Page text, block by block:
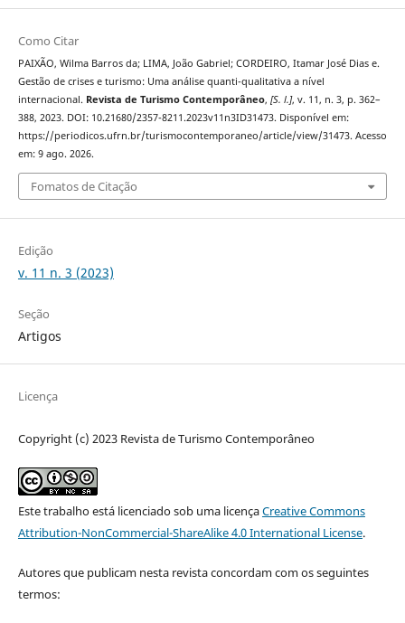
Como Citar
PAIXÃO, Wilma Barros da; LIMA, João Gabriel; CORDEIRO, Itamar José Dias e.
Gestão de crises e turismo: Uma análise quanti-qualitativa a nível
internacional. Revista de Turismo Contemporâneo, [S. l.], v. 11, n. 3, p. 362–
388, 2023. DOI: 10.21680/2357-8211.2023v11n3ID31473. Disponível em:
https://periodicos.ufrn.br/turismocontemporaneo/article/view/31473. Acesso
em: 9 ago. 2026.
Fomatos de Citação
Edição
v. 11 n. 3 (2023)
Seção
Artigos
Licença
Copyright (c) 2023 Revista de Turismo Contemporâneo
Este trabalho está licenciado sob uma licençaCreative Commons
Attribution-NonCommercial-ShareAlike 4.0 International License.
Autores que publicam nesta revista concordam com os seguintes
termos: